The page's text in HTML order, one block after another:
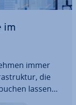
im
immer
die
lassen